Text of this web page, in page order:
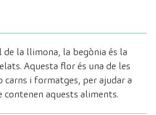
la llimona, la begònia és la
Aquesta flor és una de les
i formatges, per ajudar a
aquests aliments.